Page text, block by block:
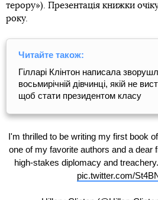
терору»). Презентація книжки
року.
Читайте також:
Гілларі Клінтон написала
восьмирічній дівчинці, якій не
щоб стати президентом класу
I'm thrilled to be writing my first book
one of my favorite authors and a dear
high-stakes diplomacy and treachery.
pic.twitter.com/